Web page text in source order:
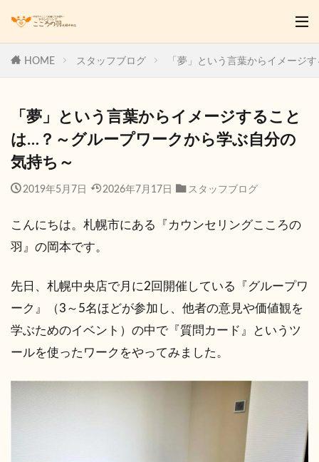
HOME スタッフブログ 「夢」という言葉からイメージ
「夢」という言葉からイメージすること
は…？～グループワークから学ぶ自分の
気持ち～
2019年5月7日 2026年7月17日 スタッフブログ
こんにちは。札幌市にある『カウンセリングこころの
羽』の岡本です。
先日、札幌中央店で月に2回開催している『グループワ
ーク』（3～5名ほどが参加し、他者の意見や価値観を
学ぶためのイベント）の中で『質問カード』というツ
ールを使ったワークをやってみました。